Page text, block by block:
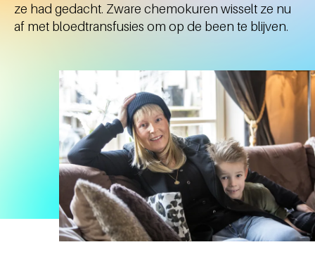
ze had gedacht. Zware chemokuren wisselt ze nu
af met bloedtransfusies om op de been te blijven.